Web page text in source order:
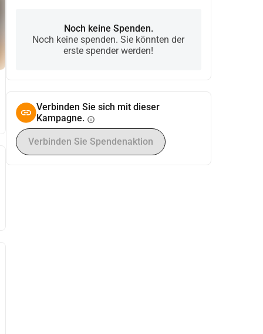
Noch keine Spenden.
Noch keine spenden. Sie könnten der
erste spender werden!
Verbinden Sie sich mit dieser
Kampagne. info
Verbinden Sie Spendenaktion